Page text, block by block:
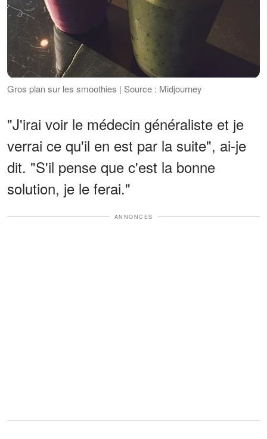
Gros plan sur les smoothies | Source : Midjourney
"J'irai voir le médecin généraliste et je
verrai ce qu'il en est par la suite", ai-je
dit. "S'il pense que c'est la bonne
solution, je le ferai."
ANNONCES